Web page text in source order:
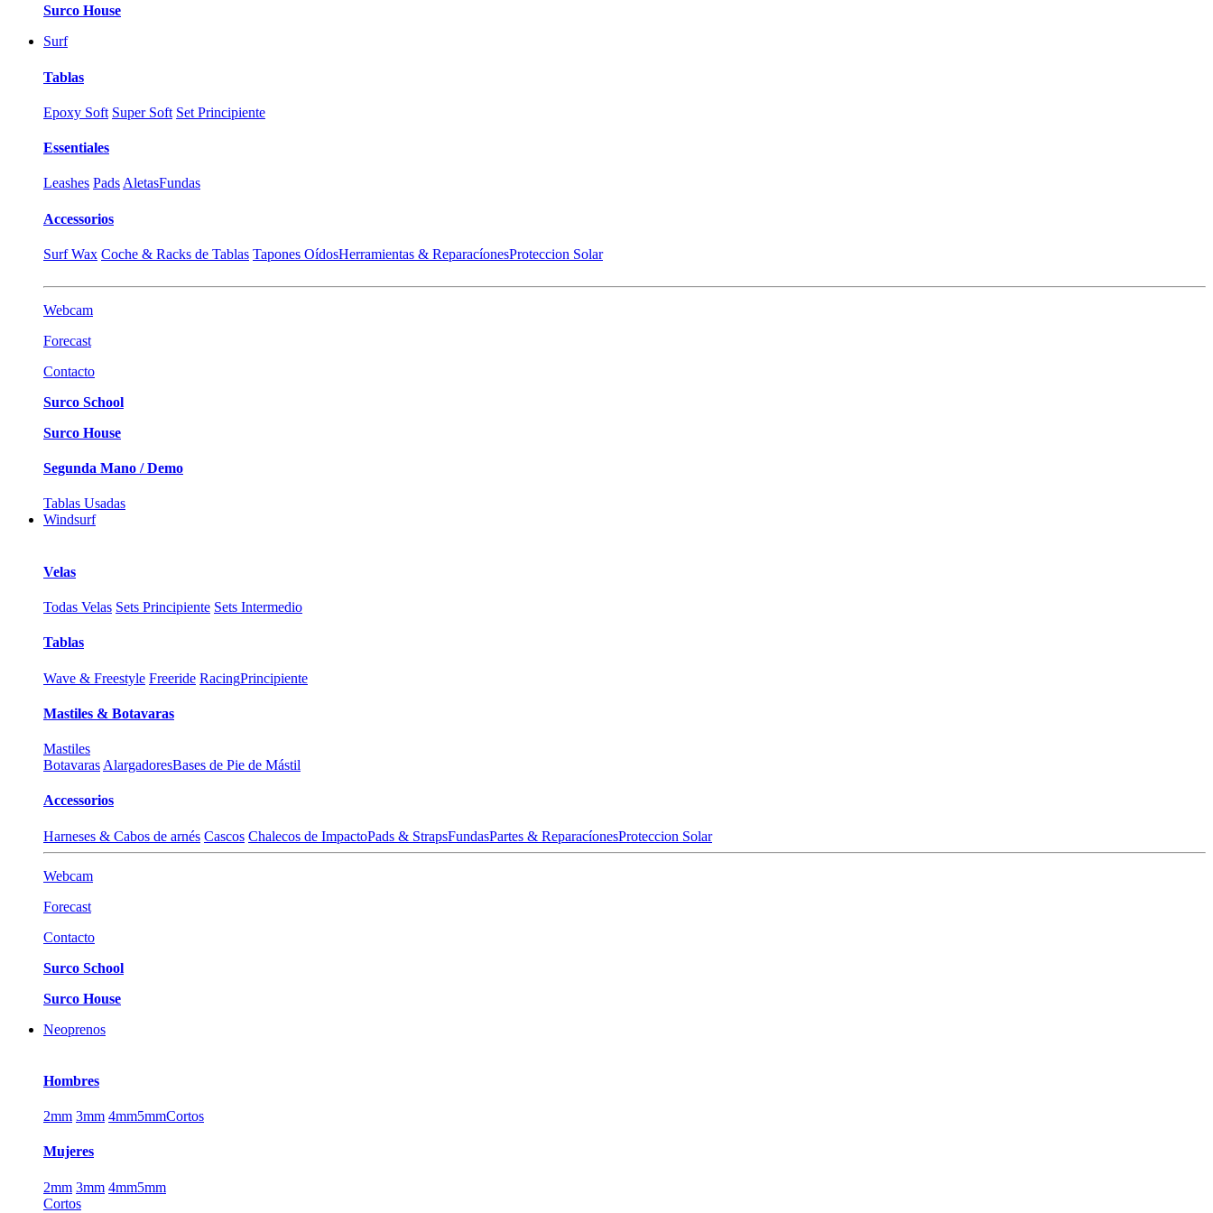
Surco House
Surf
Tablas
Epoxy Soft Super Soft Set Principiente
Essentiales
Leashes Pads AletasFundas
Accessorios
Surf Wax Coche & Racks de Tablas Tapones OídosHerramientas & ReparacíonesProteccion Solar
Webcam
Forecast
Contacto
Surco School
Surco House
Segunda Mano / Demo
Tablas Usadas
Windsurf
Velas
Todas Velas Sets Principiente Sets Intermedio
Tablas
Wave & Freestyle Freeride RacingPrincipiente
Mastiles & Botavaras
Mastiles
Botavaras AlargadoresBases de Pie de Mástil
Accessorios
Harneses & Cabos de arnés Cascos Chalecos de ImpactoPads & StrapsFundasPartes & ReparacíonesProteccion Solar
Webcam
Forecast
Contacto
Surco School
Surco House
Neoprenos
Hombres
2mm 3mm 4mm5mmCortos
Mujeres
2mm 3mm 4mm5mm
Cortos